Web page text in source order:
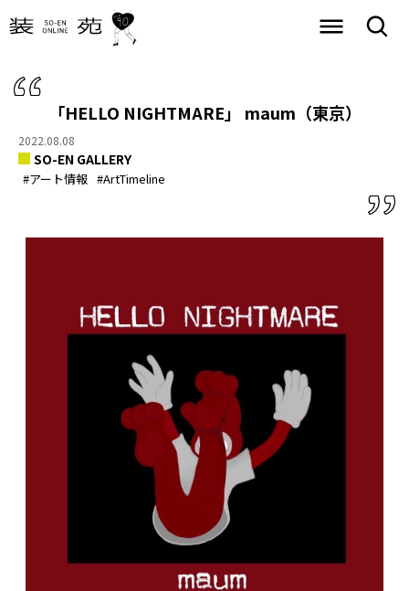
「HELLO NIGHTMARE」 maum（東京）
2022.08.08
SO-EN GALLERY
#アート情報 #ArtTimeline